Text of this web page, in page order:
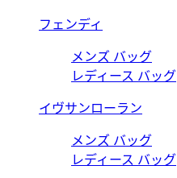
フェンディ
メンズ バッグ
レディース バッグ
イヴサンローラン
メンズ バッグ
レディース バッグ